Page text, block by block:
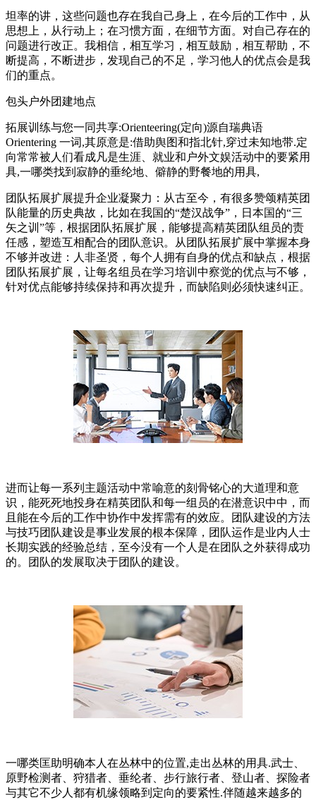
坦率的讲，这些问题也存在我自己身上，在今后的工作中，从
思想上，从行动上；在习惯方面，在细节方面。对自己存在的
问题进行改正。我相信，相互学习，相互鼓励，相互帮助，不
断提高，不断进步，发现自己的不足，学习他人的优点会是我
们的重点。
包头户外团建地点
拓展训练与您一同共享:Orienteering(定向)源自瑞典语
Orientering 一词,其原意是:借助舆图和指北针,穿过未知地带.定
向常常被人们看成凡是生涯、就业和户外文娱活动中的要紧用
具,一哪类找到寂静的垂纶地、僻静的野餐地的用具,
团队拓展扩展提升企业凝聚力：从古至今，有很多赞颂精英团
队能量的历史典故，比如在我国的“楚汉战争”，日本国的“三
矢之训”等，根据团队拓展扩展，能够提高精英团队组员的责
任感，塑造互相配合的团队意识。从团队拓展扩展中掌握本身
不够并改进：人非圣贤，每个人拥有自身的优点和缺点，根据
团队拓展扩展，让每名组员在学习培训中察觉的优点与不够，
针对优点能够持续保持和再次提升，而缺陷则必须快速纠正。
进而让每一系列主题活动中常喻意的刻骨铭心的大道理和意
识，能死死地投身在精英团队和每一组员的在潜意识中中，而
且能在今后的工作中协作中发挥需有的效应。团队建设的方法
与技巧团队建设是事业发展的根本保障，团队运作是业内人士
长期实践的经验总结，至今没有一个人是在团队之外获得成功
的。团队的发展取决于团队的建设。
一哪类匡助明确本人在丛林中的位置,走出丛林的用具.武士、
原野检测者、狩猎者、垂纶者、步行旅行者、登山者、探险者
与其它不少人都有机缘领略到定向的要紧性.伴随越来越多的